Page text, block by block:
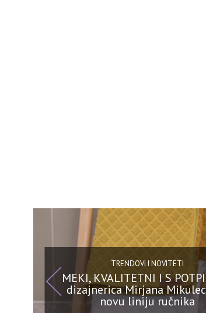
TRENDOVI I NOVITETI
MEKI, KVALITETNI I S
dizajnerica Mirjana
novu liniju ručnika